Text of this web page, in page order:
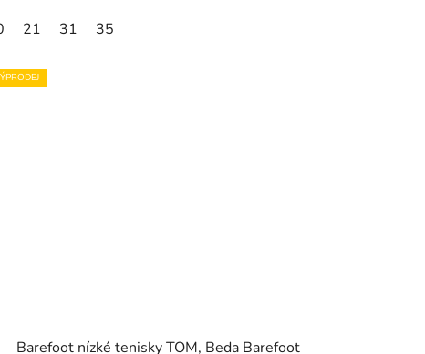
21 31 35
Barefoot nízké tenisky TOM, Beda Barefoot